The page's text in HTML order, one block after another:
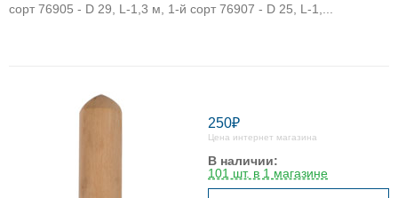
сорт 76905 - D 29, L-1,3 м, 1-й сорт 76907 - D 25, L-1,...
250₽
Цена интернет магазина
В наличии:
101 шт. в 1 магазине